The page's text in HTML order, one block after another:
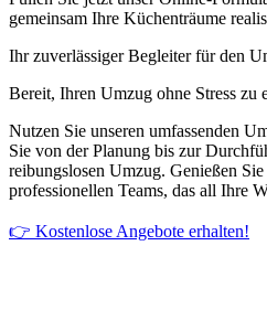
gemeinsam Ihre Küchenträume
Ihr zuverlässiger Begleiter für den
Bereit, Ihren Umzug ohne Stress zu
Nutzen Sie unseren umfassenden
Sie von der Planung bis zur
reibungslosen Umzug. Genießen
professionellen Teams, das all Ihre
👉 Kostenlose Angebote erhalten!